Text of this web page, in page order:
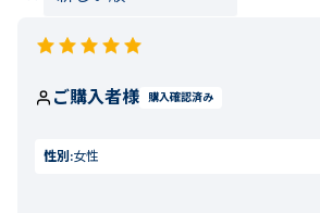
ご購入者様 購入確認済み
性別:女性